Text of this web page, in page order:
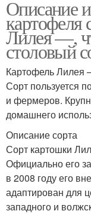
Описание
картофеля
Лилея —,
столовый
Картофель Лилея
Сорт пользуется
и фермеров.
домашнего
Описание сорта
Сорт картошки
Официально его
в 2008 году его
адаптирован для
западного и